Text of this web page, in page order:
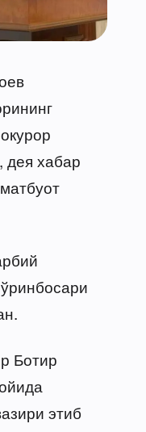
дея хабар
Ботир
этиб